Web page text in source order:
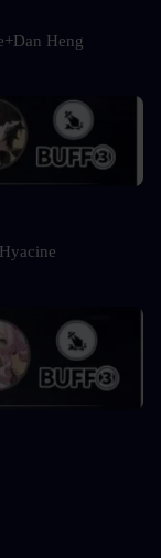
Heng